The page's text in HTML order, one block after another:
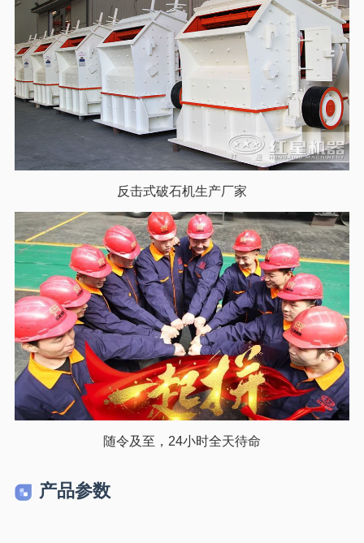
反击式破石机生产厂家
随令及至，24小时全天待命
产品参数